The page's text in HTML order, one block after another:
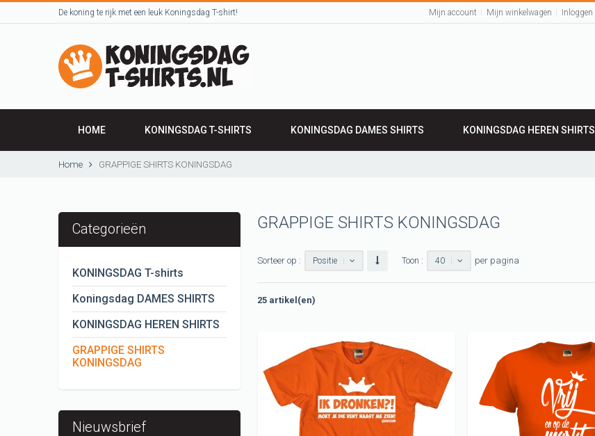
De koning te rijk met een leuk Koningsdag T-shirt! Mijn account Mijn winkelwagen Inloggen
HOME KONINGSDAG T-SHIRTS KONINGSDAG DAMES SHIRTS KONINGSDAG HEREN SHIRTS
Home GRAPPIGE SHIRTS KONINGSDAG
GRAPPIGE SHIRTS KONINGSDAG
Sorteer op : Positie Toon : 40 per pagina
25 artikel(en)
Categorieën
KONINGSDAG T-shirts
Koningsdag DAMES SHIRTS
KONINGSDAG HEREN SHIRTS
GRAPPIGE SHIRTS
KONINGSDAG
Nieuwsbrief